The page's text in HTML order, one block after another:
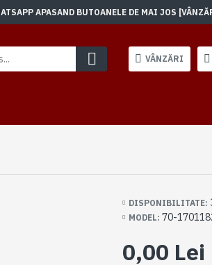
APASAND BUTOANELE DE MAI JOS
VÂNZĂRI
DISPONIBILITATE:
MODEL: 70-
0,00 Lei